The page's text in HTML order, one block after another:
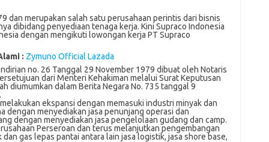
dan merupakan salah satu perusahaan perintis dari bisnis
dibidang penyediaan tenaga kerja. Kini Supraco Indonesia
dengan mengikuti lowongan kerja PT Supraco
: Zymuno Official Lazada
no. 26 Tanggal 29 November 1979 dibuat oleh Notaris
dari Menteri Kehakiman melalui Surat Keputusan
diumumkan dalam Berita Negara No. 735 tanggal 9
ekspansi dengan memasuki industri minyak dan
dengan menyediakan jasa penunjang operasi dan
dengan menyediakan jasa pengelolaan gudang dan camp.
Perseroan dan terus melanjutkan pengembangan
gas lepas pantai antara lain jasa logistik, jasa shore base,